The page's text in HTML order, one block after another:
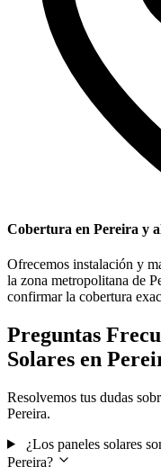
Cobertura en Pereira y
Ofrecemos instalación y
la zona metropolitana de
confirmar la cobertura
Preguntas
Solares en
Resolvemos tus dudas
Pereira.
¿Los paneles solares
Pereira?